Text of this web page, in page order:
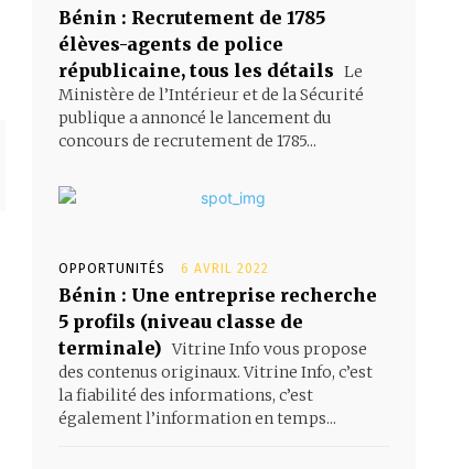
Bénin : Recrutement de 1785
élèves-agents de police
républicaine, tous les détails Le
Ministère de l’Intérieur et de la Sécurité
publique a annoncé le lancement du
concours de recrutement de 1785...
OPPORTUNITÉS 6 AVRIL 2022
Bénin : Une entreprise recherche
5 profils (niveau classe de
terminale) Vitrine Info vous propose
des contenus originaux. Vitrine Info, c’est
la fiabilité des informations, c’est
également l’information en temps...